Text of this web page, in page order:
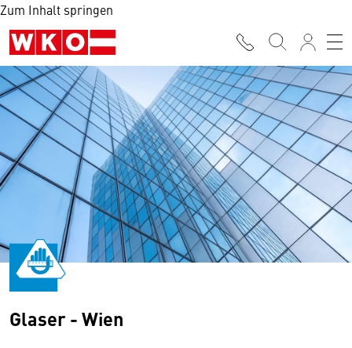
Zum Inhalt springen
Glaser - Wien